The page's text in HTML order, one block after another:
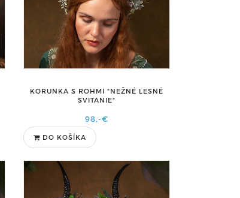
KORUNKA S ROHMI "NEŽNÉ LESNÉ
SVITANIE"
98,-€
DO KOŠÍKA